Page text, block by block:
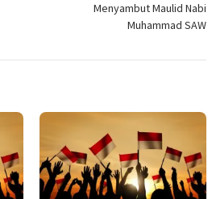
Menyambut Maulid Nabi
Muhammad SAW